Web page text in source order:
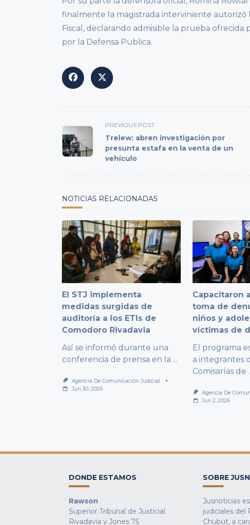
finalmente la magistrada interviniente autorizó
Fiscal, declarando admisible la prueba
por la Defensa Publica.
<span
class="nav-
subtitle
screen-
PREVIOUS POST
Trelew: abren investigación por
presunta estafa en la venta de un
vehículo
NOTICIAS RELACIONADAS
El STJ implementa
medidas surgidas de
auditoría a los ETIs de
Comodoro Rivadavia
Así se informó durante una
conferencia de prensa en la ...
Agencia De Comunicación Judicial
Jun 30, 2026
Capacitaron
toma de
niños y
víctimas de
El programa
a integrantes
Comisarías de
Agencia De
Jun 2, 2026
DONDE ESTAMOS
Rawson
Superior Tribunal de Justicial
Rivadavia y Jones 75
SOBRE
Jusnoticias
judiciales del
Chubut, a